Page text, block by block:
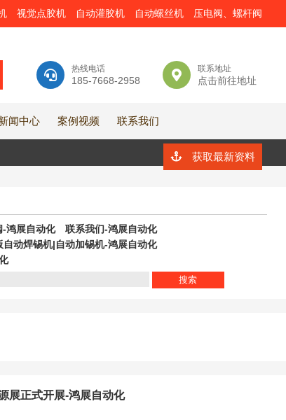
视觉点胶机 自动灌胶机 自动螺丝机 压电阀、螺杆阀
热线电话
185-7668-2958
联系地址
点击前往地址
闻中心 案例视频 联系我们
获取最新资料
-鸿展自动化
联系我们-鸿展自动化
自动焊锡机|自动加锡机-鸿展自动化
展正式开展-鸿展自动化